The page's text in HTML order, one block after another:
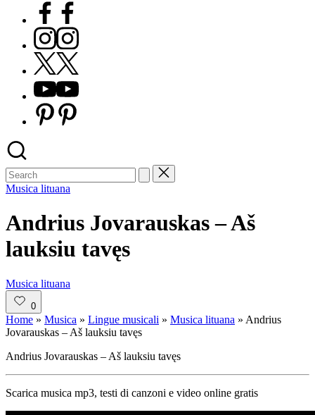
Facebook
Instagram
X
Youtube
Pinterest
Posted
Musica lituana
Andrius Jovarauskas – Aš
lauksiu tavęs
Posted
in
Musica lituana
0
Home » Musica » Lingue musicali » Musica lituana » Andrius
Jovarauskas – Aš lauksiu tavęs
Andrius Jovarauskas – Aš lauksiu tavęs
Scarica musica mp3, testi di canzoni e video online gratis